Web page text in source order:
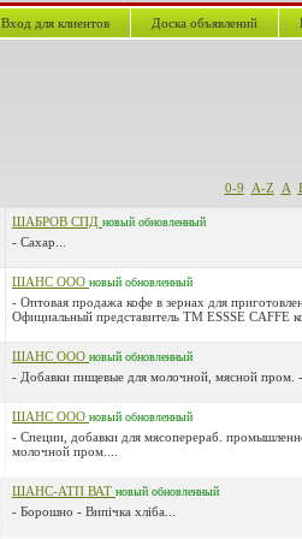
Вход для клиентов Доска объявлений
0-9 A-Z А
ШАБРОВ СПД новый обновленный
- Сахар...
ШАНС ООО новый обновленный
- Оптовая продажа кофе в зернах для
Официальный представитель ТМ ESSSE CAFFE
ШАНС ООО новый обновленный
- Добавки пищевые для молочной, мясной пром.
ШАНС ООО новый обновленный
- Специи, добавки для мясоперераб.
молочной пром....
ШАНС-АТП ВАТ новый обновленный
- Борошно - Випічка хліба...